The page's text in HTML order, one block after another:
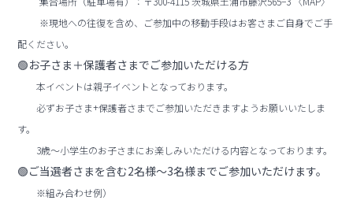
※現地への往復を含め、ご参加中の移動手段はお客さまご自身でご手
配ください。
🟢お子さま＋保護者さまでご参加いただける方
本イベントは親子イベントとなっております。
必ずお子さま+保護者さまでご参加いただきますようお願いいたしま
す。
3歳〜小学生のお子さまにお楽しみいただける内容となっております。
🟢ご当選者さまを含む2名様〜3名様までご参加いただけます。
※組み合わせ例）